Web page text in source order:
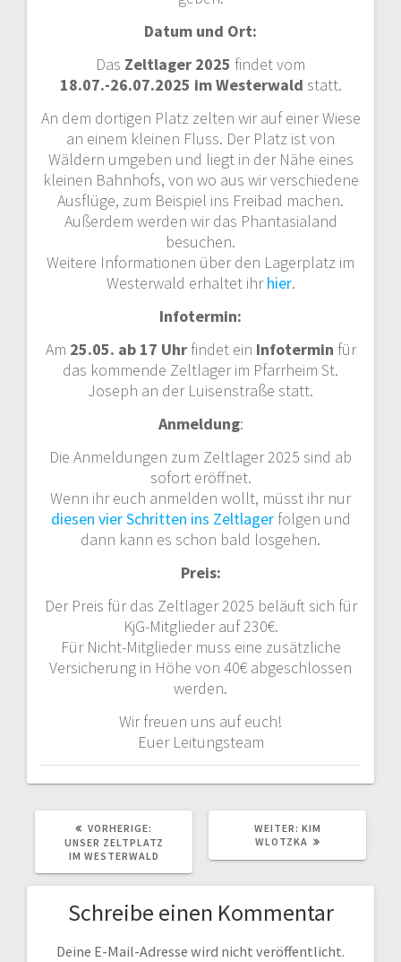
Datum und Ort:
Das Zeltlager 2025 findet vom
18.07.-26.07.2025 im Westerwald statt.
An dem dortigen Platz zelten wir auf einer Wiese
an einem kleinen Fluss. Der Platz ist von
Wäldern umgeben und liegt in der Nähe eines
kleinen Bahnhofs, von wo aus wir verschiedene
Ausflüge, zum Beispiel ins Freibad machen.
Außerdem werden wir das Phantasialand
besuchen.
Weitere Informationen über den Lagerplatz im
Westerwald erhaltet ihrhier.
Infotermin:
Am 25.05. ab 17 Uhrfindet ein Infotermin für
das kommende Zeltlager im Pfarrheim St.
Joseph an der Luisenstraße statt.
Anmeldung:
Die Anmeldungen zum Zeltlager 2025 sind ab
sofort eröffnet.
Wenn ihr euch anmelden wollt, müsst ihr nur
diesen vier Schritten ins Zeltlagerfolgen und
dann kann es schon bald losgehen.
Preis:
Der Preis für das Zeltlager 2025 beläuft sich für
KjG-Mitglieder auf 230€.
Für Nicht-Mitglieder muss eine zusätzliche
Versicherung in Höhe von 40€ abgeschlossen
werden.
Wir freuen uns auf euch!
Euer Leitungsteam
VORHERIGE:
BEITRAG:
UNSER ZELTPLATZ
IM WESTERWALD
WEITER: NÄCHSTER
BEITRAG:
KIM
WLOTZKA
Schreibe einen Kommentar
Deine E-Mail-Adresse wird nicht veröffentlicht.